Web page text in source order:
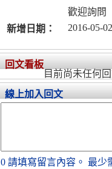
歡迎詢問
新增日期：
2016-05-
回文看板
目前尚未任何
線上加入回文
0 請填寫留言內容。 最少